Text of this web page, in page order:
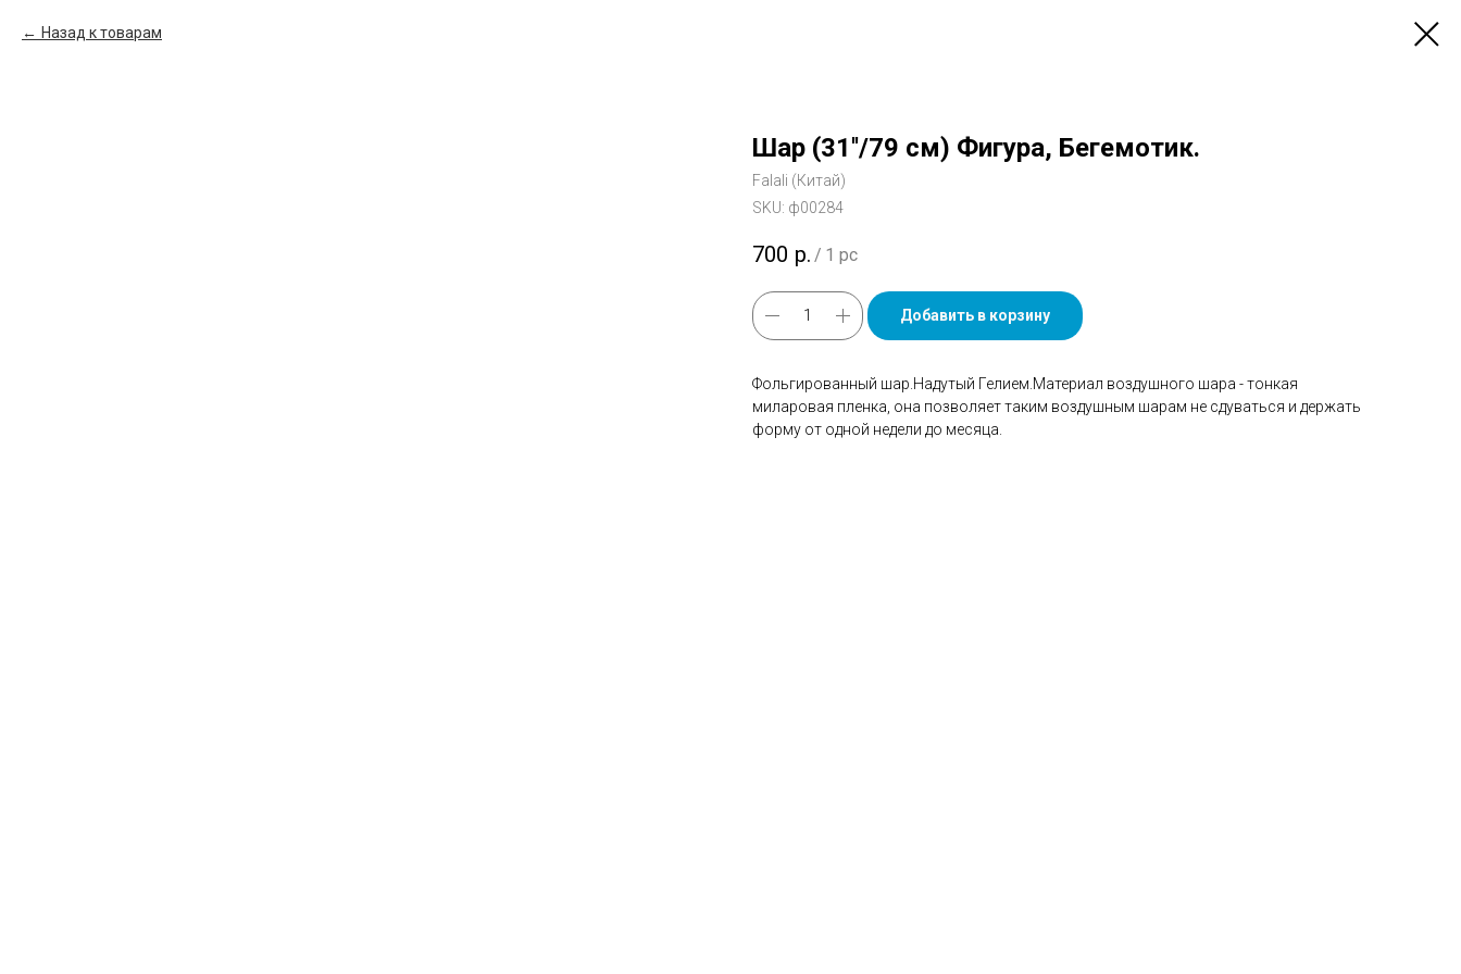
Назад к товарам
Шар (31''/79 см) Фигура, Бегемотик.
Falali (Китай)
SKU: ф00284
700 р. / 1 pc
Добавить в корзину
Фольгированный шар.Надутый Гелием.Материал воздушного шара - тонкая
миларовая пленка, она позволяет таким воздушным шарам не сдуваться и держать
форму от одной недели до месяца.